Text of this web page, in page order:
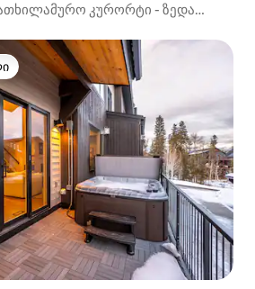
კურორტი - ზედა
ვარიანტი